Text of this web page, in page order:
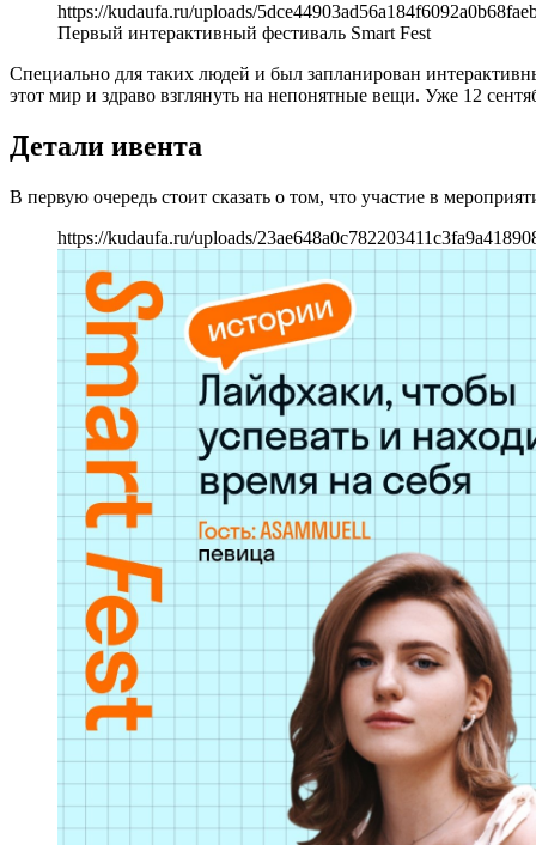
https://kudaufa.ru/uploads/
Первый интерактивный фестиваль Smart Fest
Специально для таких людей и был запланирован
этот мир и здраво взглянуть на непонятные вещи. Уже 12
Детали ивента
В первую очередь стоит сказать о том, что участие в
https://kudaufa.ru/uploads/